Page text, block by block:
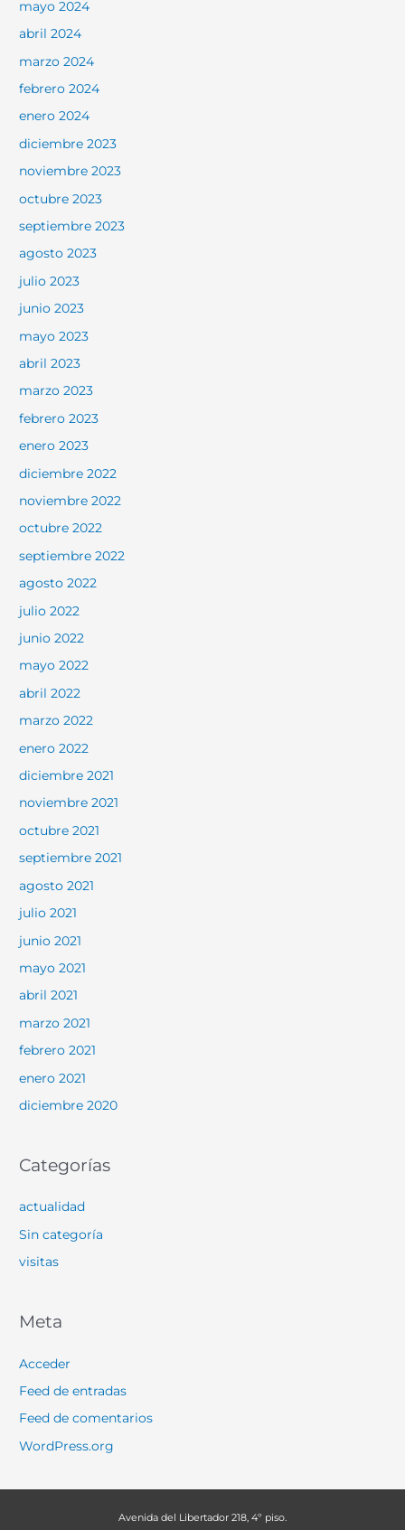
mayo 2024
abril 2024
marzo 2024
febrero 2024
enero 2024
diciembre 2023
noviembre 2023
octubre 2023
septiembre 2023
agosto 2023
julio 2023
junio 2023
mayo 2023
abril 2023
marzo 2023
febrero 2023
enero 2023
diciembre 2022
noviembre 2022
octubre 2022
septiembre 2022
agosto 2022
julio 2022
junio 2022
mayo 2022
abril 2022
marzo 2022
enero 2022
diciembre 2021
noviembre 2021
octubre 2021
septiembre 2021
agosto 2021
julio 2021
junio 2021
mayo 2021
abril 2021
marzo 2021
febrero 2021
enero 2021
diciembre 2020
Categorías
actualidad
Sin categoría
visitas
Meta
Acceder
Feed de entradas
Feed de comentarios
WordPress.org
Avenida del Libertador 218, 4º piso.